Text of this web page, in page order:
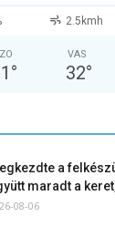
2.5kmh
°
VAS
32°
a
maradt a
08-06